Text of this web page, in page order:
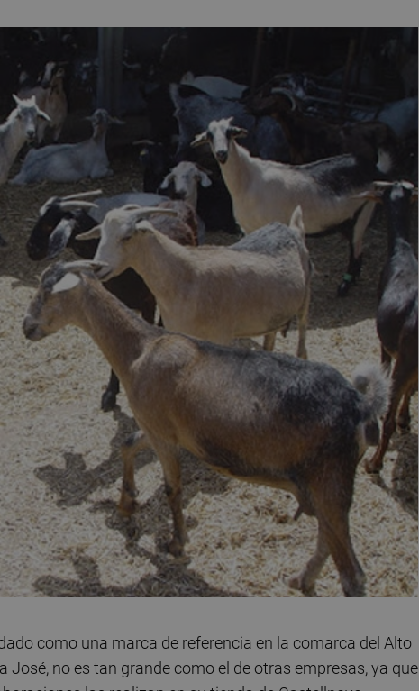
como una marca de referencia en la comarca del Alto
no es tan grande como el de otras empresas, ya que